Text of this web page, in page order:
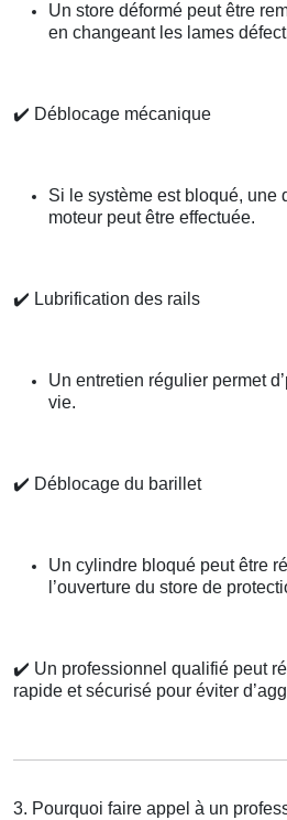
Un store déformé peut être
en changeant les lames
✔️ Déblocage mécanique
Si le système est bloqué, une
moteur peut être effectuée.
✔️ Lubrification des rails
Un entretien régulier permet
vie.
✔️ Déblocage du barillet
Un cylindre bloqué peut être
l’ouverture du store de
✔️ Un professionnel qualifié peut
rapide et sécurisé pour éviter
3. Pourquoi faire appel à un